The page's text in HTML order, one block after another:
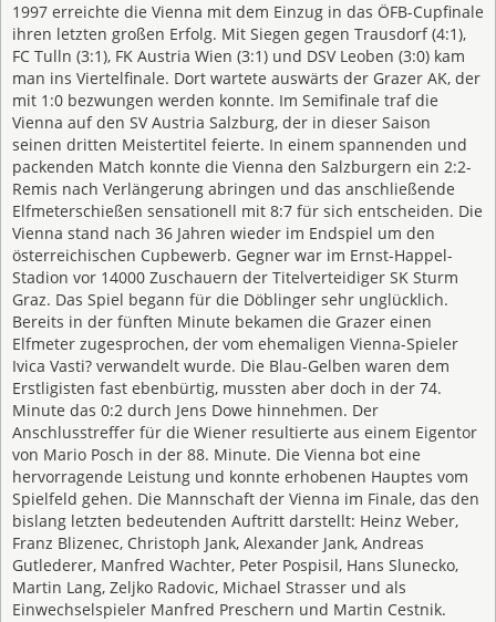
1997 erreichte die Vienna mit dem Einzug in das ÖFB-Cupfinale
ihren letzten großen Erfolg. Mit Siegen gegen Trausdorf (4:1),
FC Tulln (3:1), FK Austria Wien (3:1) und DSV Leoben (3:0) kam
man ins Viertelfinale. Dort wartete auswärts der Grazer AK, der
mit 1:0 bezwungen werden konnte. Im Semifinale traf die
Vienna auf den SV Austria Salzburg, der in dieser Saison
seinen dritten Meistertitel feierte. In einem spannenden und
packenden Match konnte die Vienna den Salzburgern ein 2:2-
Remis nach Verlängerung abringen und das anschließende
Elfmeterschießen sensationell mit 8:7 für sich entscheiden. Die
Vienna stand nach 36 Jahren wieder im Endspiel um den
österreichischen Cupbewerb. Gegner war im Ernst-Happel-
Stadion vor 14000 Zuschauern der Titelverteidiger SK Sturm
Graz. Das Spiel begann für die Döblinger sehr unglücklich.
Bereits in der fünften Minute bekamen die Grazer einen
Elfmeter zugesprochen, der vom ehemaligen Vienna-Spieler
Ivica Vasti? verwandelt wurde. Die Blau-Gelben waren dem
Erstligisten fast ebenbürtig, mussten aber doch in der 74.
Minute das 0:2 durch Jens Dowe hinnehmen. Der
Anschlusstreffer für die Wiener resultierte aus einem Eigentor
von Mario Posch in der 88. Minute. Die Vienna bot eine
hervorragende Leistung und konnte erhobenen Hauptes vom
Spielfeld gehen. Die Mannschaft der Vienna im Finale, das den
bislang letzten bedeutenden Auftritt darstellt: Heinz Weber,
Franz Blizenec, Christoph Jank, Alexander Jank, Andreas
Gutlederer, Manfred Wachter, Peter Pospisil, Hans Slunecko,
Martin Lang, Zeljko Radovic, Michael Strasser und als
Einwechselspieler Manfred Preschern und Martin Cestnik.